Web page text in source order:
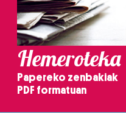
Hemeroteka
Papereko zenbakiak
PDF formatuan